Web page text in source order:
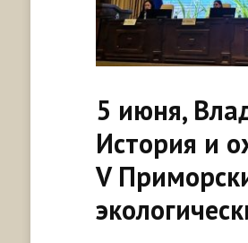
5 июня,
История и
V